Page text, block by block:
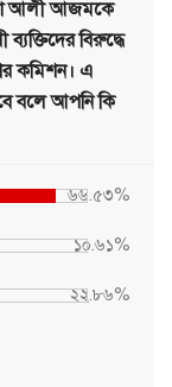
আলী আজমকে
বিরুদ্ধে
কমিশন। এ
বলে আপনি কি
৬৬.৫৩%
১০.৬১%
২২.৮৬%